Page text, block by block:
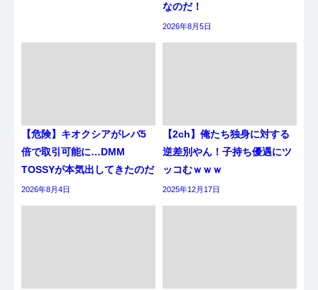
なのだ！
2026年8月5日
【危険】キオクシアがレバ5
倍で取引可能に…DMM
TOSSYが本気出してきたのだ
2026年8月4日
【2ch】俺たち独身に対する
逆差別やん！子持ち優遇にツ
ッコむｗｗｗ
2025年12月17日